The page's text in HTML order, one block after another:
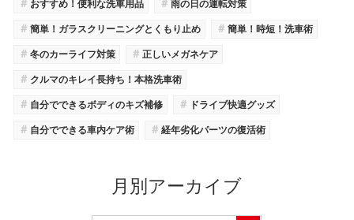
＃ おすすめ！便利な洗車用品 ＃ 雨の日の運転対策
＃ 簡単！ガラスクリーニングとくもり止め ＃ 簡単！時短！洗車術
＃ 冬のカーライフ対策 ＃ 正しいメガネケア
＃ クルマのキレイ長持ち！本格洗車術
＃ 自分でできるボディのキズ補修 ＃ ドライブ快適グッズ
＃ 自分でできる車内ケア術 ＃ 経年劣化パーツの復活術
月別アーカイブ